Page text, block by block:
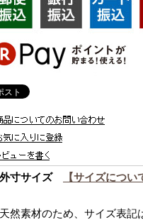
寸サイズ
【サイズにつ
然素材のため、サイズ表記